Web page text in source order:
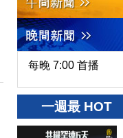
每晚 7:00 首播
一週最 HOT